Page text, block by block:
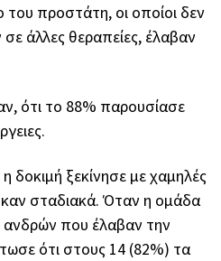
προστάτη, οι οποίοι δεν
άλλες θεραπείες, έλαβαν
ότι το 88% παρουσίασε
δοκιμή ξεκίνησε με χαμηλές
σταδιακά. Όταν η ομάδα
που έλαβαν την
ότι στους 14 (82%) τα